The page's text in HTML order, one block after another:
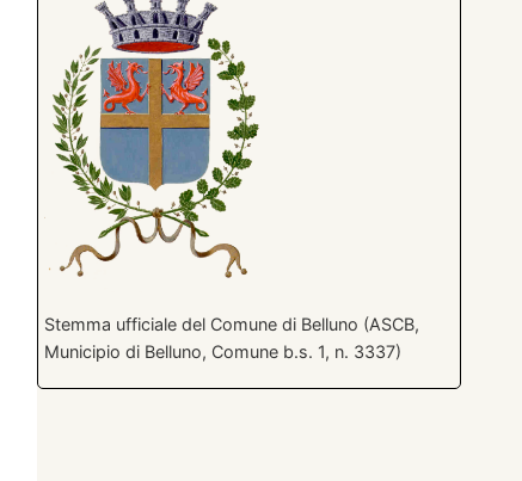
Stemma ufficiale del Comune di Belluno (ASCB,
Municipio di Belluno, Comune b.s. 1, n. 3337)